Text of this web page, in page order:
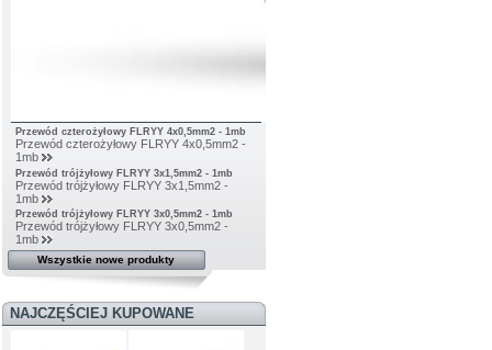
Przewód czterożyłowy FLRYY 4x0,5mm2 - 1mb
Przewód czterożyłowy FLRYY 4x0,5mm2 -
1mb
Przewód trójżyłowy FLRYY 3x1,5mm2 - 1mb
Przewód trójżyłowy FLRYY 3x1,5mm2 -
1mb
Przewód trójżyłowy FLRYY 3x0,5mm2 - 1mb
Przewód trójżyłowy FLRYY 3x0,5mm2 -
1mb
Wszystkie nowe produkty
NAJCZĘŚCIEJ KUPOWANE